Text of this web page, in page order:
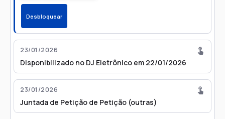
Desbloquear
23/01/2026
Disponibilizado no DJ Eletrônico em 22/01/2026
23/01/2026
Juntada de Petição de Petição (outras)